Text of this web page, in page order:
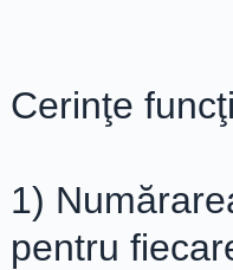
Cerinţe
1)
pentru